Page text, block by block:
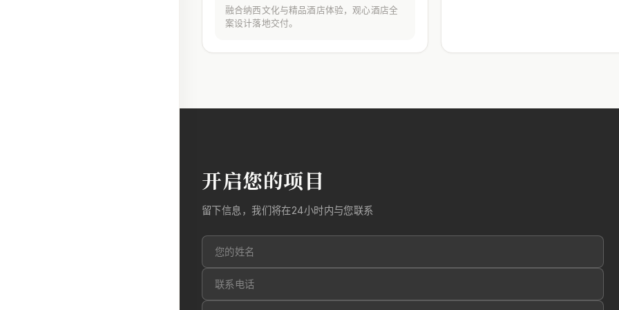
融合纳西文化与精品酒店体验，观心酒店全
案设计落地交付。
开启您的项目
留下信息，我们将在24小时内与您联系